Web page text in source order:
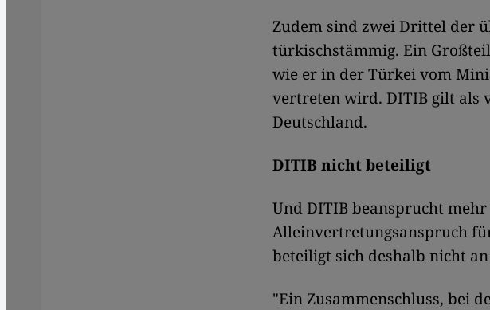
Zudem sind zwei Drittel der
türkischstämmig. Ein
wie er in der Türkei vom
vertreten wird. DITIB gilt als
Deutschland.
DITIB nicht beteiligt
Und DITIB beansprucht
Alleinvertretungsanspruch
beteiligt sich deshalb nicht
"Ein Zusammenschluss, bei